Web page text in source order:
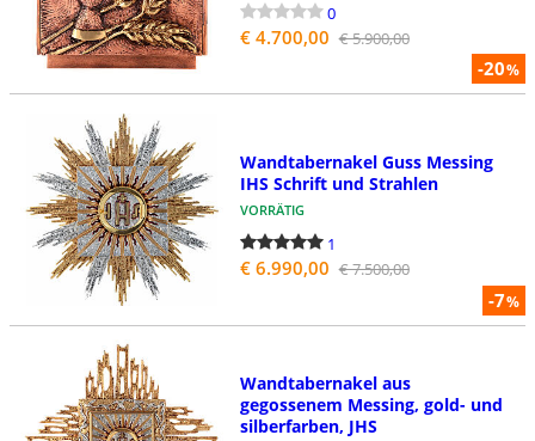
-20%
0
€ 4.700,00 € 5.900,00
-7%
Wandtabernakel Guss Messing
IHS Schrift und Strahlen
VORRÄTIG
1
€ 6.990,00 € 7.500,00
Wandtabernakel aus
gegossenem Messing, gold- und
silberfarben, JHS